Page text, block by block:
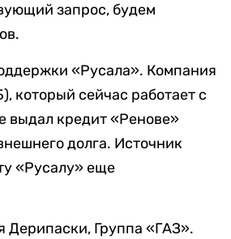
запрос, будем
«Русала». Компания
который сейчас работает с
выдал кредит «Ренове»
долга. Источник
«Русалу» еще
Группа «ГАЗ».